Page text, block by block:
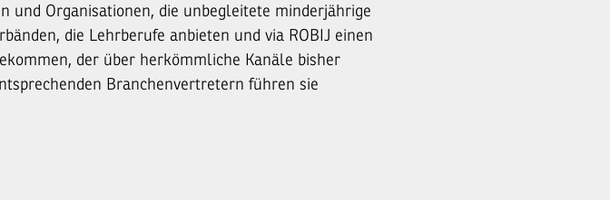
und Organisationen, die unbegleitete minderjährige
die Lehrberufe anbieten und via ROBIJ einen
der über herkömmliche Kanäle bisher
Branchenvertretern führen sie